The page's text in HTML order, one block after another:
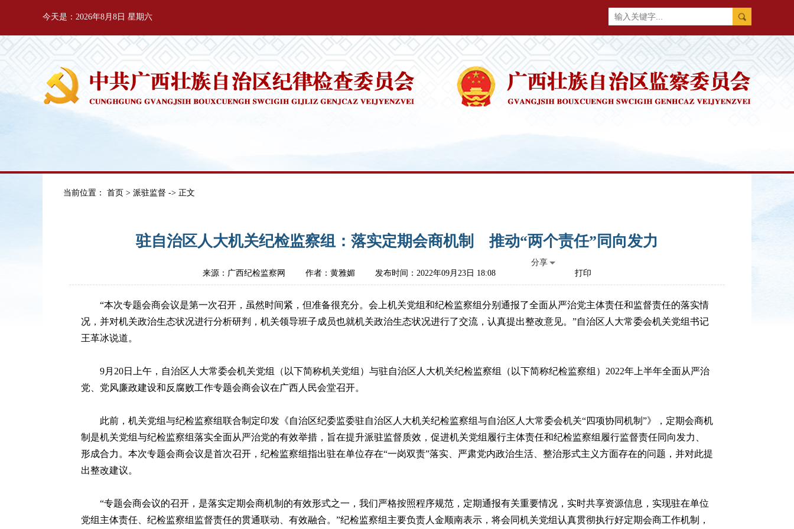
今天是：2026年8月8日 星期六
当前位置： 首页 > 派驻监督 -> 正文
驻自治区人大机关纪检监察组：落实定期会商机制 推动“两个责任”同向发力
来源：广西纪检监察网 作者：黄雅媚 发布时间：2022年09月23日 18:08
分享
打印
“本次专题会商会议是第一次召开，虽然时间紧，但准备很充分。会上机关党组和纪检监察组分别通报了全面从严治党主体责任和监督责任的落实情
况，并对机关政治生态状况进行分析研判，机关领导班子成员也就机关政治生态状况进行了交流，认真提出整改意见。”自治区人大常委会机关党组书记
王革冰说道。
9月20日上午，自治区人大常委会机关党组（以下简称机关党组）与驻自治区人大机关纪检监察组（以下简称纪检监察组）2022年上半年全面从严治
党、党风廉政建设和反腐败工作专题会商会议在广西人民会堂召开。
此前，机关党组与纪检监察组联合制定印发《自治区纪委监委驻自治区人大机关纪检监察组与自治区人大常委会机关“四项协同机制”》，定期会商机
制是机关党组与纪检监察组落实全面从严治党的有效举措，旨在提升派驻监督质效，促进机关党组履行主体责任和纪检监察组履行监督责任同向发力、
形成合力。本次专题会商会议是首次召开，纪检监察组指出驻在单位存在“一岗双责”落实、严肃党内政治生活、整治形式主义方面存在的问题，并对此提
出整改建议。
“专题会商会议的召开，是落实定期会商机制的有效形式之一，我们严格按照程序规范，定期通报有关重要情况，实时共享资源信息，实现驻在单位
党组主体责任、纪检监察组监督责任的贯通联动、有效融合。”纪检监察组主要负责人金顺南表示，将会同机关党组认真贯彻执行好定期会商工作机制，